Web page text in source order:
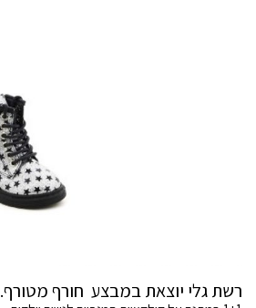
רשת גלי יוצאת במבצע חורף מטורף.